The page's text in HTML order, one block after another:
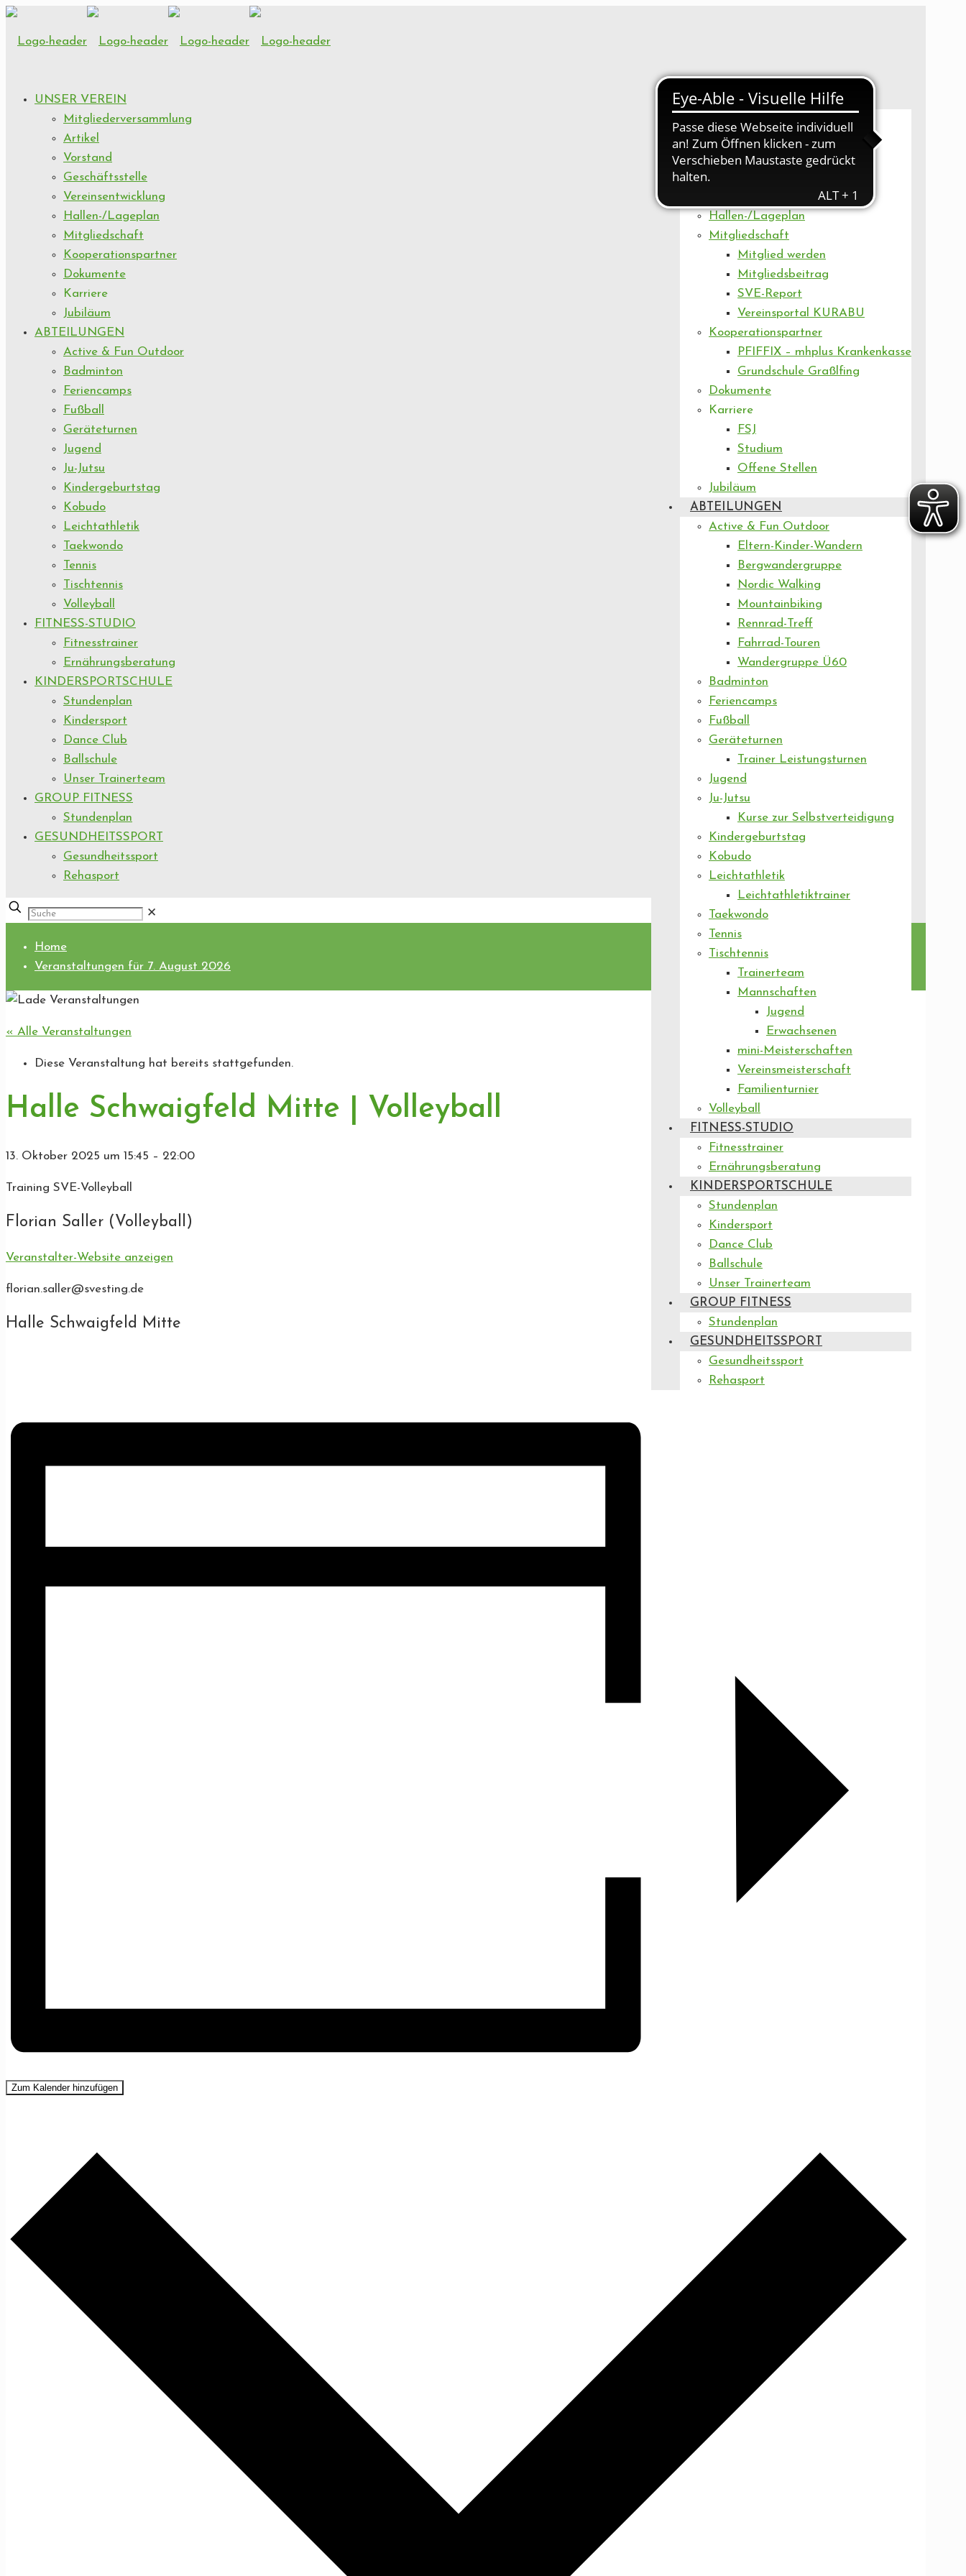
UNSER VEREIN
Artikel
Vorstand
Geschäftsstelle
Hallen-/Lageplan
Mitgliedschaft
Mitglied werden
Mitgliedsbeitrag
SVE-Report
Vereinsportal KURABU
Kooperationspartner
PFIFFIX – mhplus Krankenkasse
Grundschule Graßlfing
Dokumente
Karriere
FSJ
Studium
Offene Stellen
Jubiläum
ABTEILUNGEN
Active & Fun Outdoor
Eltern-Kinder-Wandern
Bergwandergruppe
Nordic Walking
Mountainbiking
Rennrad-Treff
Fahrrad-Touren
Wandergruppe Ü60
Badminton
Feriencamps
Fußball
Geräteturnen
Trainer Leistungsturnen
Jugend
Ju-Jutsu
Kurse zur Selbstverteidigung
Kindergeburtstag
Kobudo
Leichtathletik
Leichtathletiktrainer
Taekwondo
Tennis
Tischtennis
Trainerteam
Mannschaften
Jugend
Erwachsenen
mini-Meisterschaften
Vereinsmeisterschaft
Familienturnier
Volleyball
FITNESS-STUDIO
Fitnesstrainer
Ernährungsberatung
KINDERSPORTSCHULE
Stundenplan
Kindersport
Dance Club
Ballschule
Unser Trainerteam
GROUP FITNESS
Stundenplan
GESUNDHEITSSPORT
Gesundheitssport
Rehasport
UNSER VEREIN
Mitgliederversammlung
Artikel
Vorstand
Geschäftsstelle
Vereinsentwicklung
Hallen-/Lageplan
Mitgliedschaft
Kooperationspartner
Dokumente
Karriere
Jubiläum
ABTEILUNGEN
Active & Fun Outdoor
Badminton
Feriencamps
Fußball
Geräteturnen
Jugend
Ju-Jutsu
Kindergeburtstag
Kobudo
Leichtathletik
Taekwondo
Tennis
Tischtennis
Volleyball
FITNESS-STUDIO
Fitnesstrainer
Ernährungsberatung
KINDERSPORTSCHULE
Stundenplan
Kindersport
Dance Club
Ballschule
Unser Trainerteam
GROUP FITNESS
Stundenplan
GESUNDHEITSSPORT
Gesundheitssport
Rehasport
✕
Home
Veranstaltungen für 7. August 2026
« Alle Veranstaltungen
Diese Veranstaltung hat bereits stattgefunden.
Halle Schwaigfeld Mitte | Volleyball
13. Oktober 2025 um 15:45 – 22:00
Training SVE-Volleyball
Florian Saller (Volleyball)
Veranstalter-Website anzeigen
florian.saller@svesting.de
Halle Schwaigfeld Mitte
Zum Kalender hinzufügen